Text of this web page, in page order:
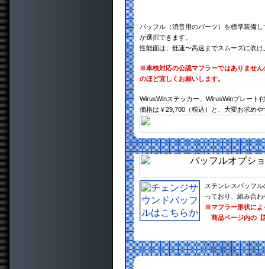
バッフル（消音用のパーツ）を標準装備
が選択できます。
性能面は、低速〜高速までスムーズに吹
※車検対応の公認マフラーではありませ
のほど宜しくお願いします。
WirusWinステッカー、WirusWinプレート
価格は￥29,700（税込）と、大変お求め
ステンレスバッフ
っており、組み合
※マフラー形状によ
商品ページ内の【